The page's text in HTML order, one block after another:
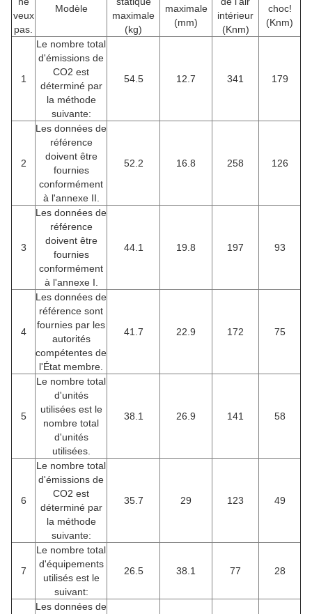
veux
pas.
Modèle
maximale
(kg)
maximale
(mm)
intérieur
(Knm)
choc!
(Knm)
1
Le nombre total
d'émissions de
CO2 est
déterminé par
la méthode
suivante:
54.5 12.7 341 179
2
Les données de
référence
doivent être
fournies
conformément
à l'annexe II.
52.2 16.8 258 126
3
Les données de
référence
doivent être
fournies
conformément
à l'annexe I.
44.1 19.8 197 93
4
Les données de
référence sont
fournies par les
autorités
compétentes de
l'État membre.
41.7 22.9 172 75
5
Le nombre total
d'unités
utilisées est le
nombre total
d'unités
utilisées.
38.1 26.9 141 58
6
Le nombre total
d'émissions de
CO2 est
déterminé par
la méthode
suivante:
35.7 29 123 49
7
Le nombre total
d'équipements
utilisés est le
suivant:
26.5 38.1 77 28
Les données de